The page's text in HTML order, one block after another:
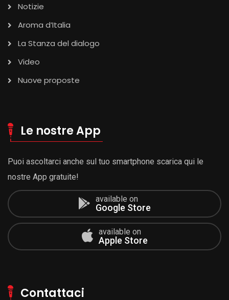
Notizie
Aroma d’Italia
La Stanza del dialogo
Video
Nuove proposte
Le nostre App
Puoi ascoltarci anche sul tuo smartphone scarica qui le
nostre App gratuite!
available on
Google Store
available on
Apple Store
Contattaci